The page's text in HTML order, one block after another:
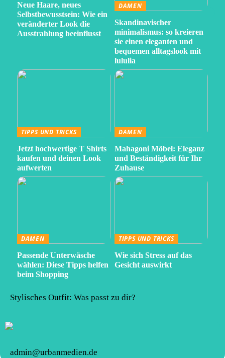
Neue Haare, neues
Selbstbewusstsein: Wie ein
veränderter Look die
Ausstrahlung beeinflusst
DAMEN
Skandinavischer
minimalismus: so kreieren
sie einen eleganten und
bequemen alltagslook mit
lululia
TIPPS UND TRICKS
Jetzt hochwertige T Shirts
kaufen und deinen Look
aufwerten
DAMEN
Mahagoni Möbel: Eleganz
und Beständigkeit für Ihr
Zuhause
DAMEN
Passende Unterwäsche
wählen: Diese Tipps helfen
beim Shopping
TIPPS UND TRICKS
Wie sich Stress auf das
Gesicht auswirkt
Stylisches Outfit: Was passt zu dir?
admin@urbanmedien.de